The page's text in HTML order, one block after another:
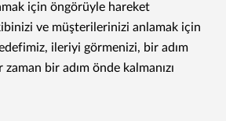
için öngörüyle hareket
ve müşterilerinizi anlamak için
ileriyi görmenizi, bir adım
zaman bir adım önde kalmanızı